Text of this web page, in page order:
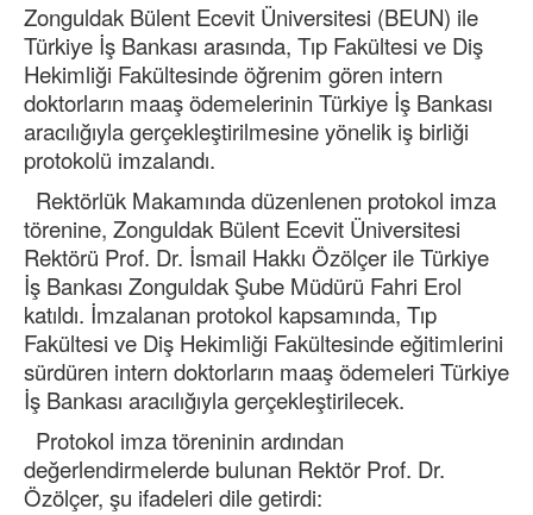
Zonguldak Bülent Ecevit Üniversitesi (BEUN) ile
Türkiye İş Bankası arasında, Tıp Fakültesi ve Diş
Hekimliği Fakültesinde öğrenim gören intern
doktorların maaş ödemelerinin Türkiye İş Bankası
aracılığıyla gerçekleştirilmesine yönelik iş birliği
protokolü imzalandı.
Rektörlük Makamında düzenlenen protokol imza
törenine, Zonguldak Bülent Ecevit Üniversitesi
Rektörü Prof. Dr. İsmail Hakkı Özölçer ile Türkiye
İş Bankası Zonguldak Şube Müdürü Fahri Erol
katıldı. İmzalanan protokol kapsamında, Tıp
Fakültesi ve Diş Hekimliği Fakültesinde eğitimlerini
sürdüren intern doktorların maaş ödemeleri Türkiye
İş Bankası aracılığıyla gerçekleştirilecek.
Protokol imza töreninin ardından
değerlendirmelerde bulunan Rektör Prof. Dr.
Özölçer, şu ifadeleri dile getirdi: